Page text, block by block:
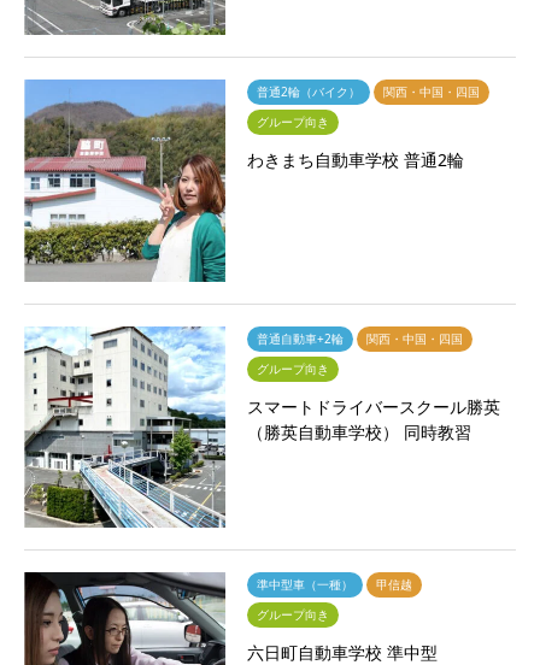
普通2輪（バイク）
関西・中国・四国
グループ向き
わきまち自動車学校 普通2輪
普通自動車+2輪
関西・中国・四国
グループ向き
スマートドライバースクール勝英
（勝英自動車学校） 同時教習
準中型車（一種）
甲信越
グループ向き
六日町自動車学校 準中型